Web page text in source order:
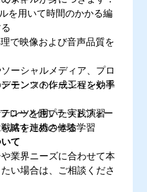
を用いて時間のかかる編
で映像および音声品質を
ーシャルメディア、プロ
テンツの作成工程を効率
ローと他プラットフォー
略を連携させる
モンストレーションや手
ンツを用いた実践演習
試すための体験学習
て
業界ニーズに合わせて本
い場合は、ご相談くださ